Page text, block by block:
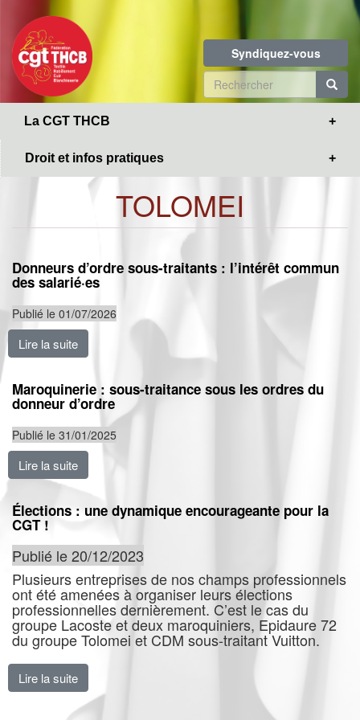
contenu
principal
Syndiquez-vous
Formulaire
de
La CGT THCB
Droit et infos pratiques
TOLOMEI
Donneurs d’ordre sous-traitants : l’intérêt commun
des salarié·es
Publié le 01/07/2026
Lire la suite
Maroquinerie : sous-traitance sous les ordres du
donneur d’ordre
Publié le 31/01/2025
Lire la suite
Élections : une dynamique encourageante pour la
CGT !
Publié le 20/12/2023
Plusieurs entreprises de nos champs professionnels
ont été amenées à organiser leurs élections
professionnelles dernièrement. C’est le cas du
groupe Lacoste et deux maroquiniers, Epidaure 72
du groupe Tolomei et CDM sous-traitant Vuitton.
Lire la suite